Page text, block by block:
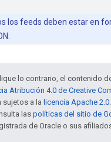
los feeds deben estar en
lo contrario, el contenido
Atribución 4.0 de Creative
sujetos a la licencia Apache 2.0
las políticas del sitio de
de Oracle o sus